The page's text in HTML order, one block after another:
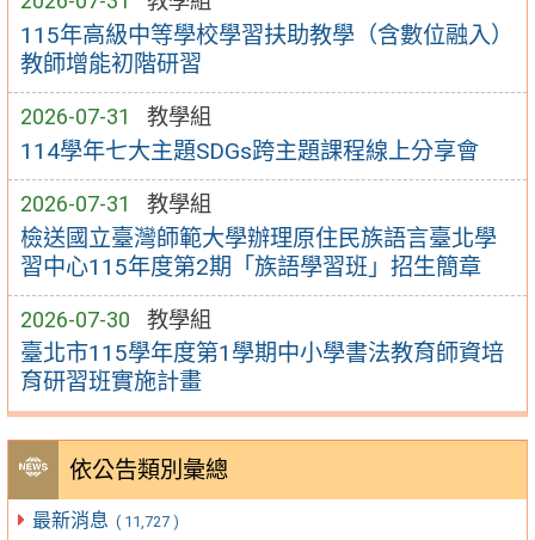
115年高級中等學校學習扶助教學（含數位融入）
教師增能初階研習
2026-07-31 教學組
114學年七大主題SDGs跨主題課程線上分享會
2026-07-31 教學組
檢送國立臺灣師範大學辦理原住民族語言臺北學
習中心115年度第2期「族語學習班」招生簡章
2026-07-30 教學組
臺北市115學年度第1學期中小學書法教育師資培
育研習班實施計畫
依公告類別彙總
最新消息 ( 11,727 )